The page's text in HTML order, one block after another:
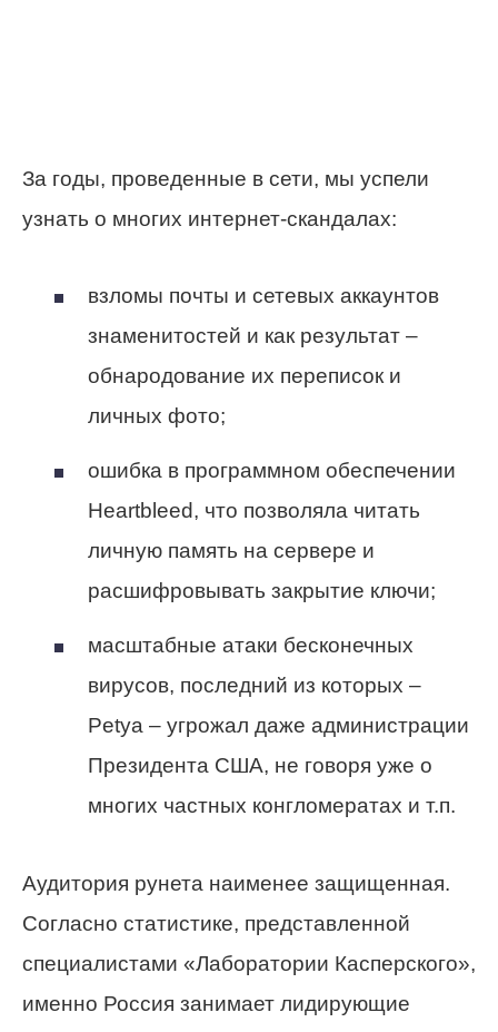
За годы, проведенные в сети, мы успели
узнать о многих интернет-скандалах:
взломы почты и сетевых аккаунтов
знаменитостей и как результат –
обнародование их переписок и
личных фото;
ошибка в программном обеспечении
Heartbleed, что позволяла читать
личную память на сервере и
расшифровывать закрытие ключи;
масштабные атаки бесконечных
вирусов, последний из которых –
Petya – угрожал даже администрации
Президента США, не говоря уже о
многих частных конгломератах и т.п.
Аудитория рунета наименее защищенная.
Согласно статистике, представленной
специалистами «Лаборатории Касперского»,
именно Россия занимает лидирующие